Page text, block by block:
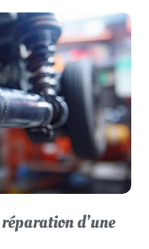
d’une